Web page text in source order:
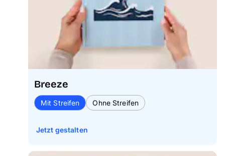
Breeze
Mit Streifen Ohne Streifen
Jetzt gestalten